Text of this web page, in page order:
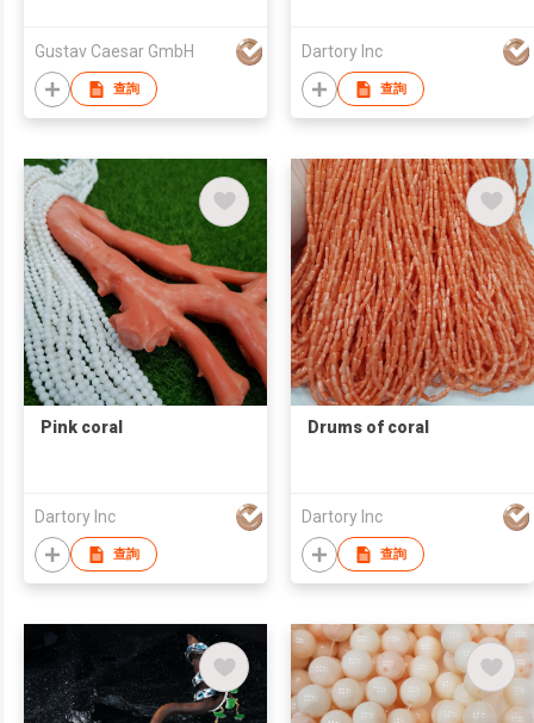
Gustav Caesar GmbH
查詢
Dartory Inc
查詢
Pink coral
Dartory Inc
查詢
Drums of coral
Dartory Inc
查詢